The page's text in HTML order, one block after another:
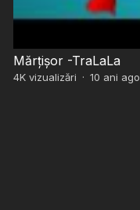
Mărțișor -TraLaLa
4Kvizualizări · 10 ani ago